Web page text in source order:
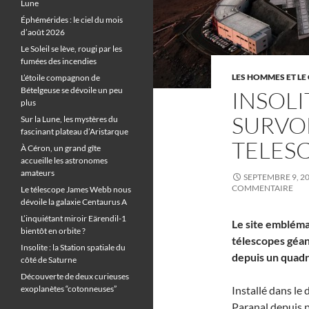
LES HOMMES ET LE
SEPTEMBRE 9,
COMMENTAIRE
Le site
télescopes
depuis un
Installé dans le
Lune
Éphémérides : le ciel du mois
d’août 2026
Le Soleil se lève, rougi par les
fumées des incendies
L’étoile compagnon de
Bételgeuse se dévoile un peu
plus
Sur la Lune, les mystères du
fascinant plateau d’Aristarque
À Céron, un grand gîte
accueille les astronomes
amateurs
Le télescope James Webb nous
dévoile la galaxie Centaurus A
L’inquiétant miroir Eärendil-1
bientôt en orbite ?
Insolite : la Station spatiale du
côté de Saturne
Découverte de deux curieuses
exoplanètes “cotonneuses”